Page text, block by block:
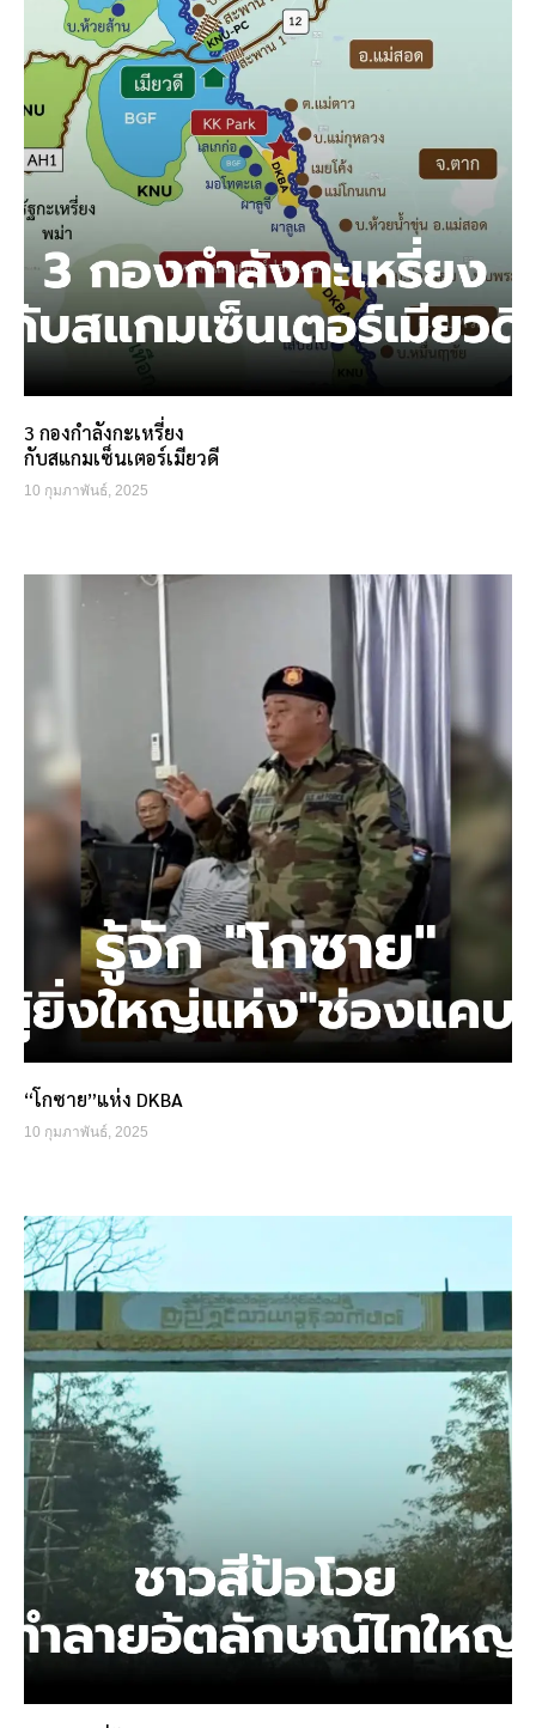
3 กองกำลังกะเหรี่ยง
กับสแกมเซ็นเตอร์เมียวดี
10 กุมภาพันธ์, 2025
“โกซาย”แห่ง DKBA
10 กุมภาพันธ์, 2025